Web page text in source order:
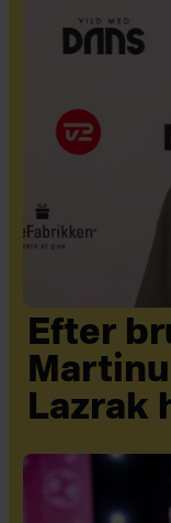
Efter
Lazrak